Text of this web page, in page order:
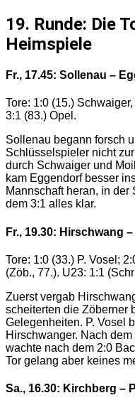
19. Runde: Die
Heimspiele
Fr., 17.45: Sollenau –
Tore: 1:0 (15.)
3:1 (83.) Opel.
Sollenau begann forsch
Schlüsselspieler nicht
durch Schwaiger und
kam Eggendorf besser
Mannschaft heran, in
dem 3:1 alles klar.
Fr., 19.30: Hirschwang
Tore: 1:0 (33.) P. Vosel;
(Zöb., 77.). U23: 1:1
Zuerst vergab
scheiterten die Zöberner
Gelegenheiten. P. Vosel
Hirschwanger. Nach
wachte nach dem 2:0
Tor gelang aber keines
Sa., 16.30: Kirchberg –